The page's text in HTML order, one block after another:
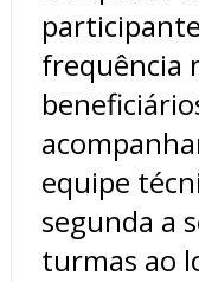
frequência
equipe
segunda a
turmas ao